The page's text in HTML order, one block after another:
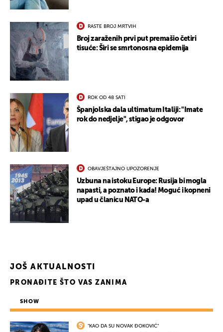
RASTE BROJ MRTVIH
Broj zaraženih prvi put premašio četiri
tisuće: Širi se smrtonosna epidemija
ROK OD 48 SATI
Španjolska dala ultimatum Italiji: "Imate
rok do nedjelje", stigao je odgovor
OBAVJEŠTAJNO UPOZORENJE
Uzbuna na istoku Europe: Rusija bi mogla
napasti, a poznato i kada! Moguć i kopneni
upad u članicu NATO-a
JOŠ AKTUALNOSTI
PRONAĐITE ŠTO VAS ZANIMA
SHOW
"KAO DA SU NOVAK ĐOKOVIĆ"